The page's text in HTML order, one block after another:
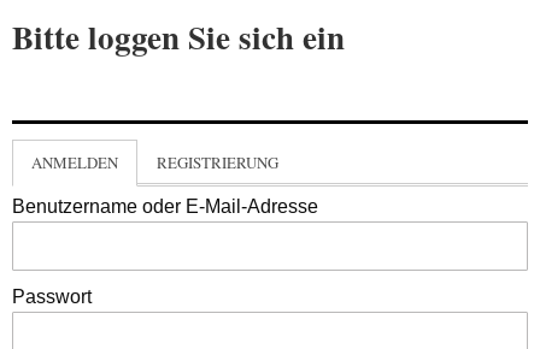
Bitte loggen Sie sich ein
ANMELDEN REGISTRIERUNG
Benutzername oder E-Mail-Adresse
Passwort